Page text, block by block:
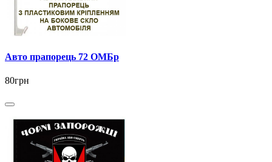
Авто прапорець 72 ОМБр
80грн